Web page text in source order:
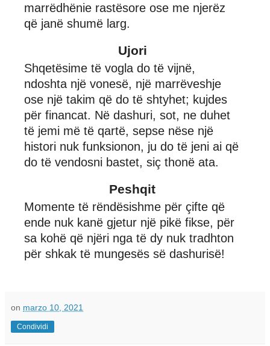
marrëdhënie rastësore ose me njerëz
që janë shumë larg.
Ujori
Shqetësime të vogla do të vijnë,
ndoshta një vonesë, një marrëveshje
ose një takim që do të shtyhet; kujdes
për financat. Në dashuri, sot, ne duhet
të jemi më të qartë, sepse nëse një
histori nuk funksionon, ju do të jeni ai që
do të vendosni bastet, siç thonë ata.
Peshqit
Momente të rëndësishme për çifte që
ende nuk kanë gjetur një pikë fikse, për
sa kohë që njëri nga të dy nuk tradhton
për shkak të mungesës së dashurisë!
on marzo 10, 2021
Condividi